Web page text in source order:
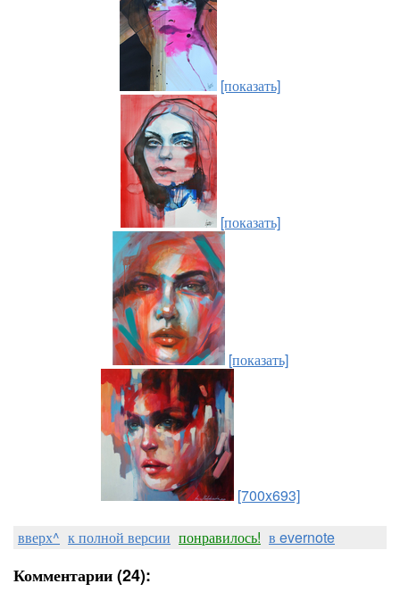
[показать]
[показать]
[показать]
[700x693]
вверх^ к полной версии понравилось! в evernote
Комментарии (24):